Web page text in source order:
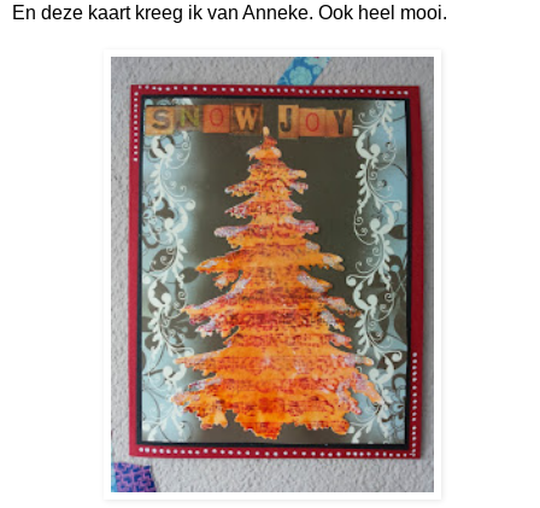
En deze kaart kreeg ik van Anneke. Ook heel mooi.